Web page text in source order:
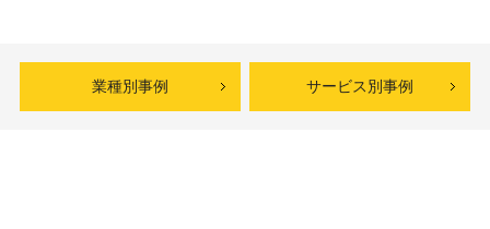
業種別事例 サービス別事例